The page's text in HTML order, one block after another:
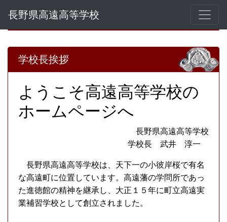
長野県高遠高等学校
学校長挨拶
ようこそ高遠高等学校の
ホームページへ
長野県高遠高等学校
学校長 武井 淳一
長野県高遠高等学校は、天下一の小彼岸桜で有名
な高遠町に位置しています。高遠藩の学問所であっ
た進徳館の精神を継承し、大正１５年に町立高遠実
業補習学校として創立されました。